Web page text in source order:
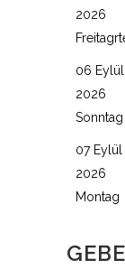
2026
06 Eylül
2026
Sonntag
07 Eylül
2026
Montag